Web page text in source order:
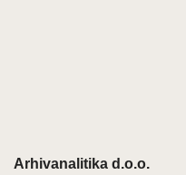
Arhivanalitika d.o.o.